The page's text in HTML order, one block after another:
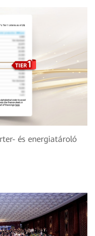
és energiatároló